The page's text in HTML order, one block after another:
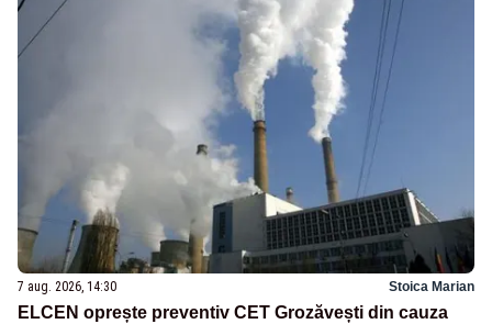
7 aug. 2026, 14:30 Stoica Marian
ELCEN oprește preventiv CET Grozăvești din cauza